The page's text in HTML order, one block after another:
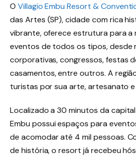
O Villagio Embu Resort &
das Artes (SP), cidade com rica
vibrante, oferece estrutura para a
eventos de todos os tipos, desde
corporativas, congressos, festas
casamentos, entre outros. A
turistas por sua arte, artesanato
Localizado a 30 minutos da capital
Embu possui espaços para
de acomodar até 4 mil pessoas.
de história, o resort já recebeu